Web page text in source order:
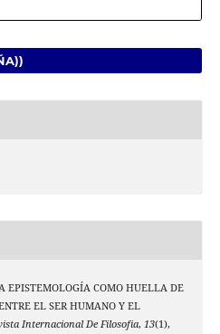
EPISTEMOLOGÍA COMO HUELLA DE
EL SER HUMANO Y EL
Internacional De Filosofia, 13(1),